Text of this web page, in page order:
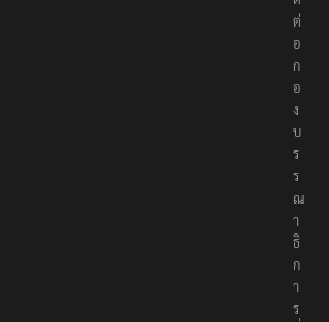
ติ
ด
ต่
อ
ก
อ
ง
บ
ร
ร
ณ
า
ธิ
ก